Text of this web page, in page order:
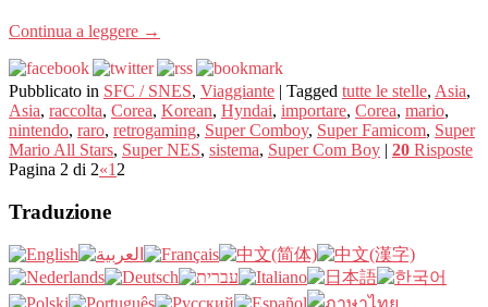
Continua a leggere →
Pubblicato in SFC / SNES, Viaggiante | Tagged tutte le stelle, Asia,
Asia, raccolta, Corea, Korean, Hyndai, importare, Corea, mario,
nintendo, raro, retrogaming, Super Comboy, Super Famicom, Super
Mario All Stars, Super NES, sistema, Super Com Boy | 20 Risposte
Pagina 2 di 2«1 2
Traduzione